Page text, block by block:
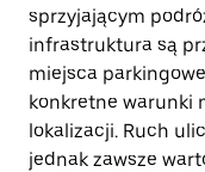
sprzyjającym
infrastruktura są
miejsca
konkretne warunki
lokalizacji. Ruch
jednak zawsze